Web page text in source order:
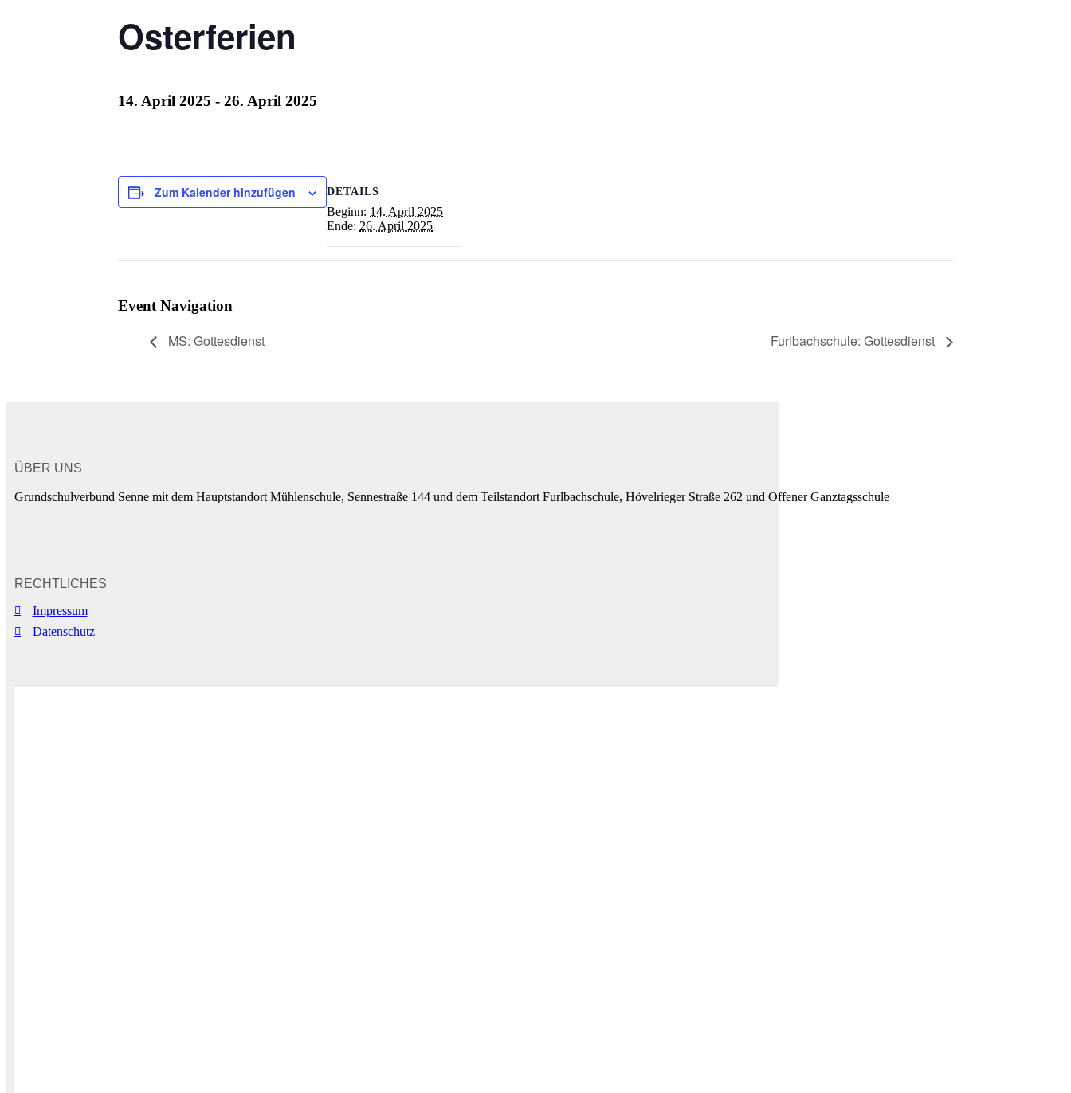
Osterferien
14. April 2025 - 26. April 2025
Zum Kalender hinzufügen DETAILS
Beginn: 14. April 2025
Ende: 26. April 2025
Event Navigation
MS: Gottesdienst Furlbachschule: Gottesdienst
ÜBER UNS
Grundschulverbund Senne mit dem Hauptstandort Mühlenschule, Sennestraße 144 und dem Teilstandort Furlbachschule, Hövelrieger Straße 262 und Offener Ganztagsschule
RECHTLICHES
Impressum
Datenschutz